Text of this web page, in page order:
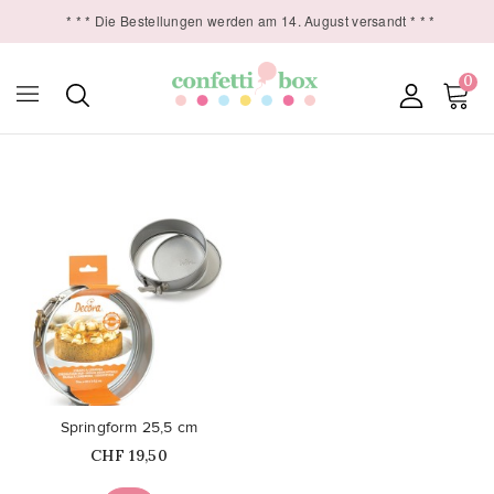
* * * Die Bestellungen werden am 14. August versandt * * *
0
favorite_border
Springform 25,5 cm
Price
CHF 19,50